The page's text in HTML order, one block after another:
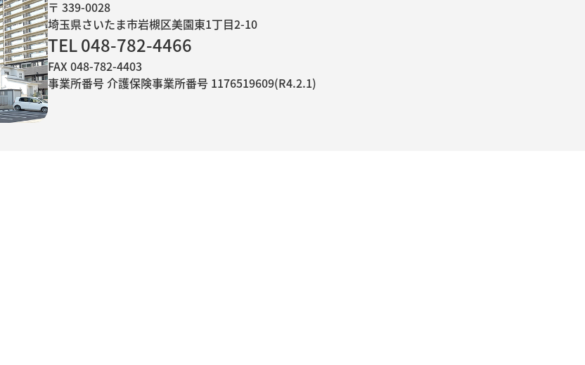
〒 339-0028
埼玉県さいたま市岩槻区美園東1丁目2-10
TEL 048-782-4466
FAX 048-782-4403
事業所番号 介護保険事業所番号 1176519609(R4.2.1)